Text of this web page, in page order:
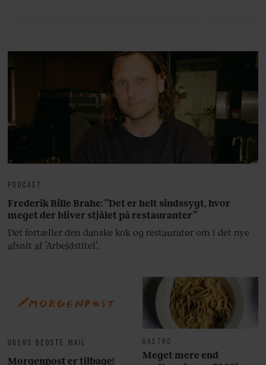
UGENS BEDSTE MAIL
Morgenpost er tilbage!
GASTRO
Meget mere end
PODCAST
Frederik Bille Brahe: ”Det er helt sindssygt, hvor
meget der bliver stjålet på restauranter”
Det fortæller den danske kok og restauratør om i det nye
afsnit af ’Arbejdstitel’.